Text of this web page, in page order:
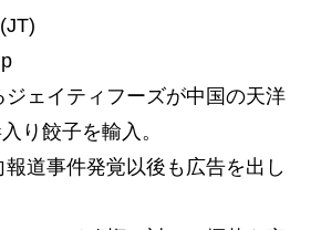
ェイティフーズが中国の天洋
り餃子を輸入。
道事件発覚以後も広告を出し